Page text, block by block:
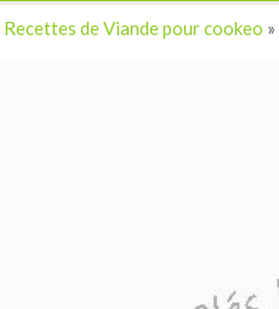
Recettes de Viande pour cookeo »